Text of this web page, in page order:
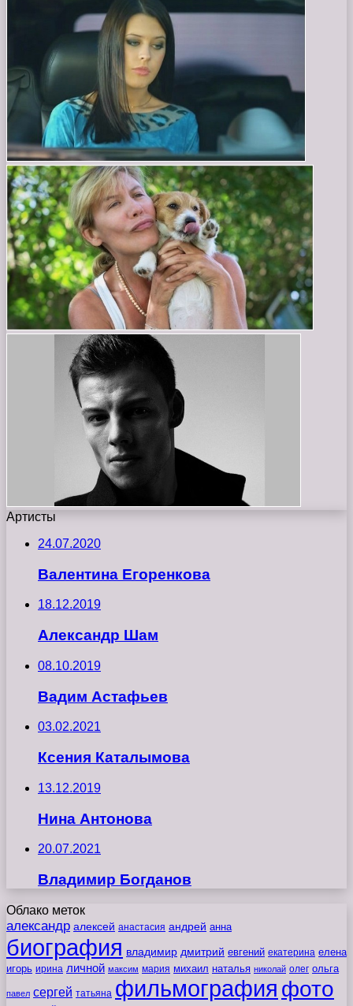
Артисты
24.07.2020
Валентина Егоренкова
18.12.2019
Александр Шам
08.10.2019
Вадим Астафьев
03.02.2021
Ксения Каталымова
13.12.2019
Нина Антонова
20.07.2021
Владимир Богданов
Облако меток
александр алексей анастасия андрей анна
биография владимир дмитрий евгений екатерина елена
игорь ирина личной максим мария михаил наталья николай олег ольга
павел сергей татьяна фильмография фото